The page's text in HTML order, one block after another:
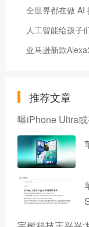
全世界都在做 AI
人工智能给孩子
亚马逊新款
推荐文章
曝iPhone Ultra